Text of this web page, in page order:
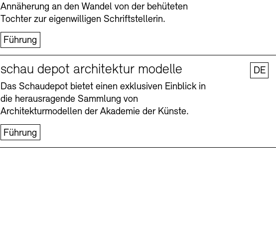
Annäherung an den Wandel von der behüteten
Tochter zur eigenwilligen Schriftstellerin.
Führung
schau depot architektur modelle
Das Schaudepot bietet einen exklusiven Einblick in
die herausragende Sammlung von
Architekturmodellen der Akademie der Künste.
Führung
DE